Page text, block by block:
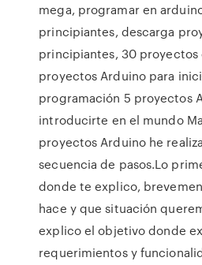
mega, programar en
principiantes, descarga
principiantes, 30
proyectos Arduino para
programación 5 proyectos
introducirte en el mundo
proyectos Arduino he
secuencia de pasos.Lo
donde te explico,
hace y que situación
explico el objetivo donde
requerimientos y